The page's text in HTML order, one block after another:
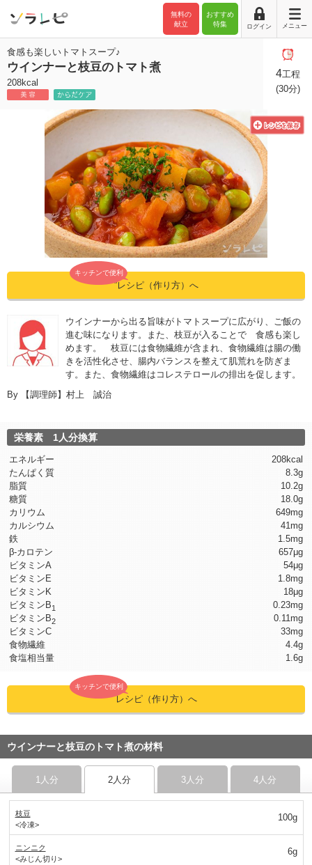
おすすめ
特集
無料の
献立
ログイン メニュー
食感も楽しいトマトスープ♪
ウインナーと枝豆のトマト煮
208kcal
4工程
(30分)
キッチンで便利
”レシピ（作り方）へ
ウインナーから出る旨味がトマトスープに広がり、ご飯の
進む味になります。また、枝豆が入ることで 食感も楽し
めます。 枝豆には食物繊維が含まれ、食物繊維は腸の働
きを活性化させ、腸内バランスを整えて肌荒れを防ぎま
す。また、食物繊維はコレステロールの排出を促します。
By
【調理師】村上 誠治
栄養素 1人分換算
エネルギー
208kcal
たんぱく質
8.3g
脂質
10.2g
糖質
18.0g
カリウム
649mg
カルシウム
41mg
鉄
1.5mg
β-カロテン
657μg
ビタミンA
54μg
ビタミンE
1.8mg
ビタミンK
18μg
ビタミンB1
0.23mg
ビタミンB2
0.11mg
ビタミンC
33mg
食物繊維
4.4g
食塩相当量
1.6g
キッチンで便利
レシピ（作り方）へ
ウインナーと枝豆のトマト煮の材料
1人分 2人分 3人分 4人分
枝豆
<冷凍>
100g
ニンニク
<みじん切り>
6g